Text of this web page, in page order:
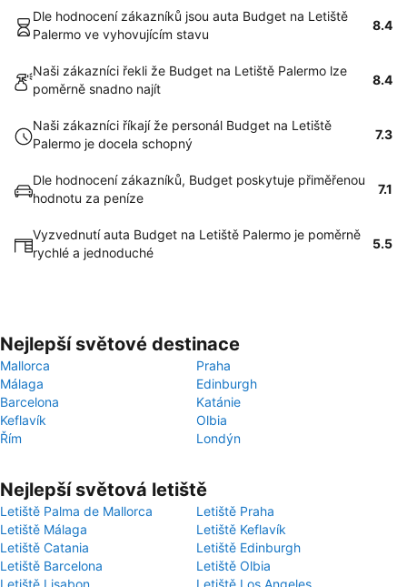
Dle hodnocení zákazníků jsou auta Budget na Letiště
Palermo ve vyhovujícím stavu
8.4
Naši zákazníci řekli že Budget na Letiště Palermo lze
poměrně snadno najít
8.4
Naši zákazníci říkají že personál Budget na Letiště
Palermo je docela schopný
7.3
Dle hodnocení zákazníků, Budget poskytuje přiměřenou
hodnotu za peníze
7.1
Vyzvednutí auta Budget na Letiště Palermo je poměrně
rychlé a jednoduché
5.5
Nejlepší světové destinace
Mallorca
Praha
Málaga
Edinburgh
Barcelona
Katánie
Keflavík
Olbia
Řím
Londýn
Nejlepší světová letiště
Letiště Palma de Mallorca
Letiště Praha
Letiště Málaga
Letiště Keflavík
Letiště Catania
Letiště Edinburgh
Letiště Barcelona
Letiště Olbia
Letiště Lisabon
Letiště Los Angeles